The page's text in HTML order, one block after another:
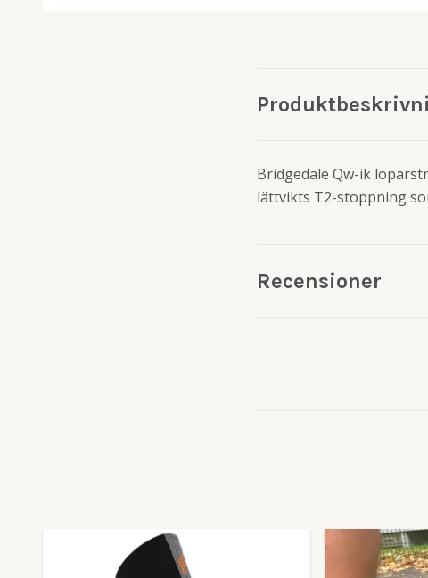
Bridgedale Qw-ik
lättvikts T2-stoppning
Recensioner